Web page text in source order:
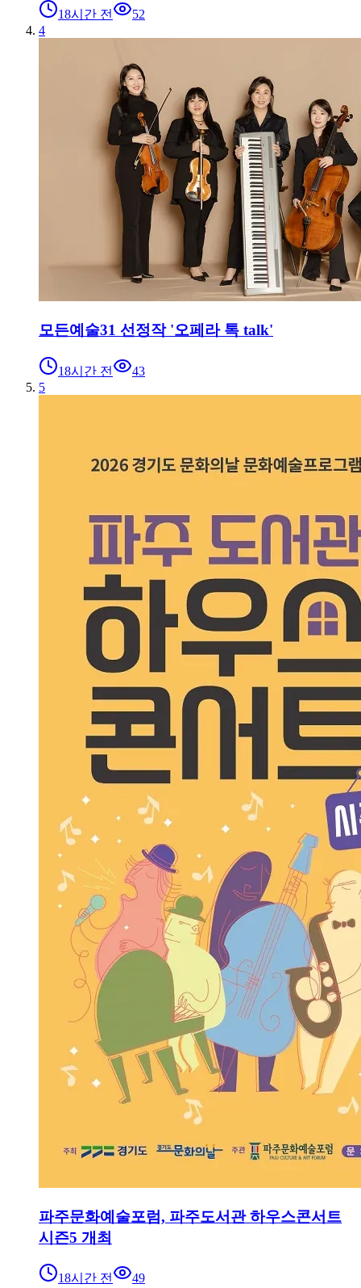
18시간 전
52
4
모든예술31 선정작 '오페라 톡 talk'
18시간 전
43
5
파주문화예술포럼, 파주도서관 하우스콘서트
시즌5 개최
18시간 전
49